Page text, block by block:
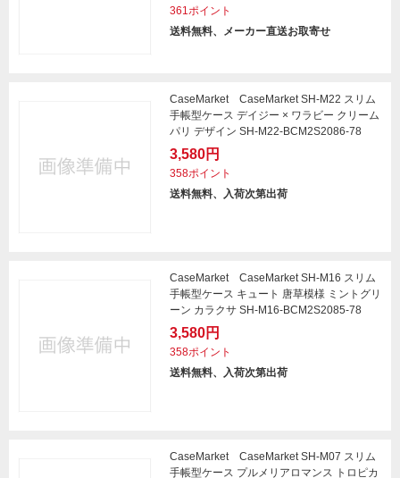
361ポイント
送料無料、メーカー直送お取寄せ
CaseMarket CaseMarket SH-M22 スリム
手帳型ケース デイジー × ワラビー クリーム
パリ デザイン SH-M22-BCM2S2086-78
3,580円
358ポイント
送料無料、入荷次第出荷
CaseMarket CaseMarket SH-M16 スリム
手帳型ケース キュート 唐草模様 ミントグリ
ーン カラクサ SH-M16-BCM2S2085-78
3,580円
358ポイント
送料無料、入荷次第出荷
CaseMarket CaseMarket SH-M07 スリム
手帳型ケース プルメリアロマンス トロピカ